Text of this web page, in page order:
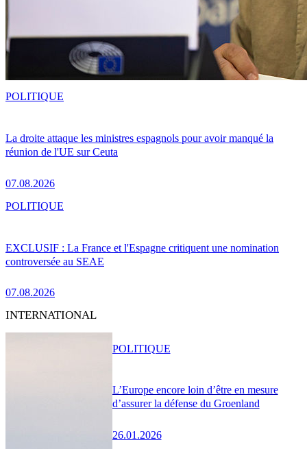
La droite attaque les ministres espagnols pour avoir manqué la
réunion de l'UE sur Ceuta
07.08.2026
POLITIQUE
EXCLUSIF : La France et l'Espagne critiquent une nomination
controversée au SEAE
07.08.2026
POLITIQUE
INTERNATIONAL
L’Europe encore loin d’être en mesure
d’assurer la défense du Groenland
26.01.2026
POLITIQUE